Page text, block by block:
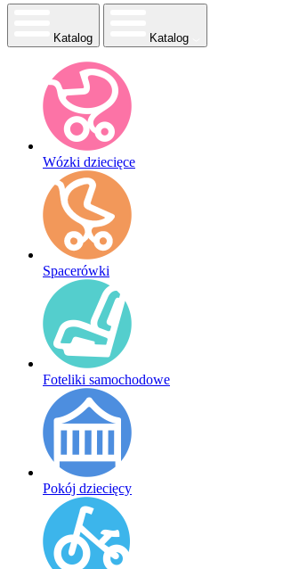
Katalog Katalog
Wózki dziecięce
Spacerówki
Foteliki samochodowe
Pokój dziecięcy